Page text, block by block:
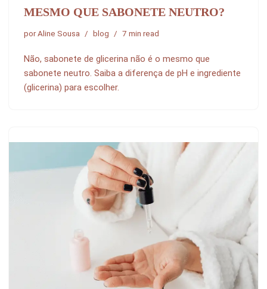
MESMO QUE SABONETE NEUTRO?
porAline Sousa blog 7 min read
Não, sabonete de glicerina não é o mesmo que
sabonete neutro. Saiba a diferença de pH e ingrediente
(glicerina) para escolher.